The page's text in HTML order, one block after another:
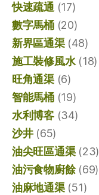
快速疏通(17)
數字馬桶(20)
新界區通渠(48)
施工裝修風水(18)
旺角通渠(6)
智能馬桶(19)
水利博客(34)
沙井(65)
油尖旺區通渠(23)
油污食物廚餘(69)
油麻地通渠(51)